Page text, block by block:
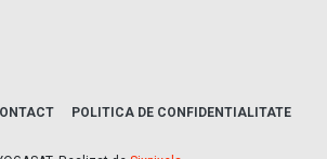
POLITICA DE CONFIDENTIALITATE